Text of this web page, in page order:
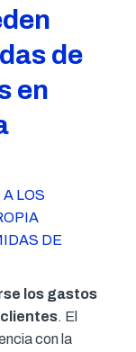
de
en
LOS
DE
los gastos
clientes. El
con la